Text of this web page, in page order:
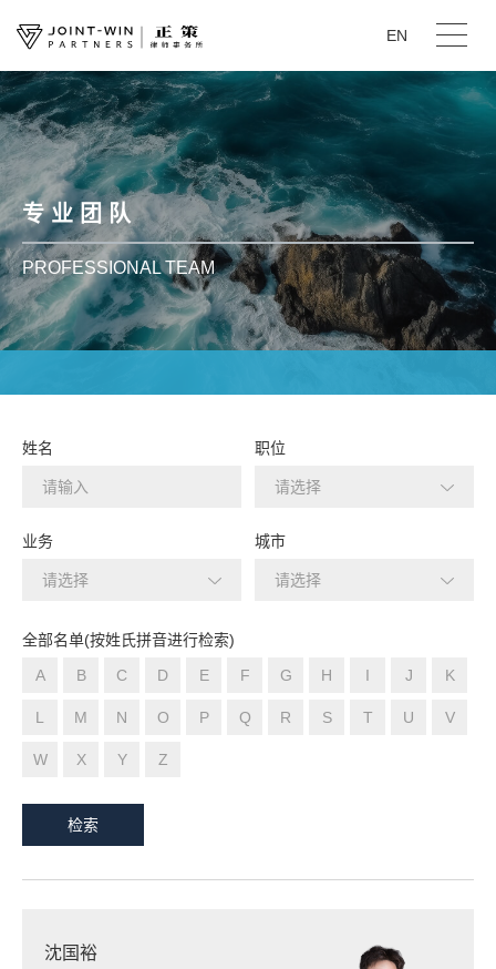
EN
专 业 团 队
PROFESSIONAL TEAM
姓名 职位
请选择
业务
请选择
城市
请选择
全部名单(按姓氏拼音进行检索)
A
B C D E F G H I J K
L M N O P Q R S T U V
W X Y Z
检索
沈国裕